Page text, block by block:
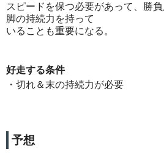
スピードを保つ必要があって、勝
脚の持続力を持って
いることも重要になる。
好走する条件
・切れ＆末の持続力が必要
予想